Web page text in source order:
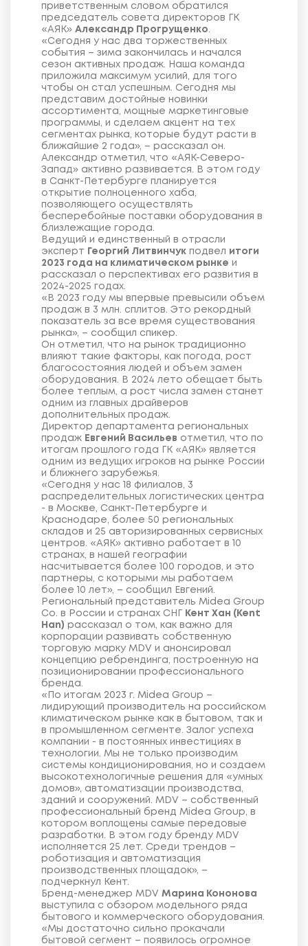
приветственным словом обратился
председатель совета директоров ГК
«АЯК» Александр Прогрущенко.
«Сегодня у нас два торжественных
события – зима закончилась и начался
сезон активных продаж. Наша команда
приложила максимум усилий, для того
чтобы он стал успешным. Сегодня мы
представим достойные новинки
ассортимента, мощные маркетинговые
программы, и сделаем акцент на тех
сегментах рынка, которые будут расти в
ближайшие 2 года», – рассказал он.
Александр отметил, что «АЯК-Северо-
Запад» активно развивается. В этом году
в Санкт-Петербурге планируется
открытие полноценного хаба,
позволяющего осуществлять
бесперебойные поставки оборудования в
близлежащие города.
Ведущий и единственный в отрасли
эксперт
Георгий Литвинчук подвел итоги
2023 года на климатическом рынке и
рассказал о перспективах его развития в
2024-2025 годах.
«В 2023 году мы впервые превысили объем
продаж в 3 млн. сплитов. Это рекордный
показатель за все время существования
рынка», – сообщил спикер.
Он отметил, что на рынок традиционно
влияют такие факторы, как погода, рост
благосостояния людей и объем замен
оборудования. В 2024 лето обещает быть
более теплым, а рост числа замен станет
одним из главных драйверов
дополнительных продаж.
Директор департамента региональных
продаж Евгений Васильев отметил, что по
итогам прошлого года ГК «АЯК» является
одним из ведущих игроков на рынке России
и ближнего зарубежья.
«Сегодня у нас 18 филиалов, 3
распределительных логистических центра
- в Москве, Санкт-Петербурге и
Краснодаре, более 50 региональных
складов и 25 авторизированных сервисных
центров. «АЯК» активно работает в 10
странах, в нашей географии
насчитывается более 100 городов, и это
партнеры, с которыми мы работаем
более 10 лет», – сообщил Евгений.
Региональный представитель Midea Group
Co. в России и странах СНГ Кент Хан (Kent
Han) рассказал о том, как важно для
корпорации развивать собственную
торговую марку MDV и анонсировал
концепцию ребрендинга, построенную на
позиционировании профессионального
бренда.
«По итогам 2023 г. Midea Group –
лидирующий производитель на российском
климатическом рынке как в бытовом, так и
в промышленном сегменте. Залог успеха
компании - в постоянных инвестициях в
технологии. Мы не только производим
системы кондиционирования, но и создаем
высокотехнологичные решения для «умных
домов», автоматизации производства,
зданий и сооружений. MDV – собственный
профессиональный бренд Midea Group, в
котором воплощены самые передовые
разработки. В этом году бренду MDV
исполняется 25 лет. Среди трендов –
роботизация и автоматизация
производственных площадок», –
подчеркнул Кент.
Бренд-менеджер MDV Марина Кононова
выступила с обзором модельного ряда
бытового и коммерческого оборудования.
«Мы достаточно сильно прокачали
бытовой сегмент – появилось огромное